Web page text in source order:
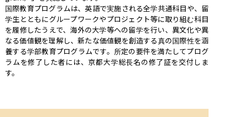
国際教育プログラムは、英語で実施される全学共通科目や、留
学生とともにグループワークやプロジェクト等に取り組む科目
を履修したうえで、海外の大学等への留学を行い、異文化や異
なる価値観を理解し、新たな価値観を創造する真の国際性を涵
養する学部教育プログラムです。所定の要件を満たしてプログ
ラムを修了した者には、京都大学総長名の修了証を交付しま
す。